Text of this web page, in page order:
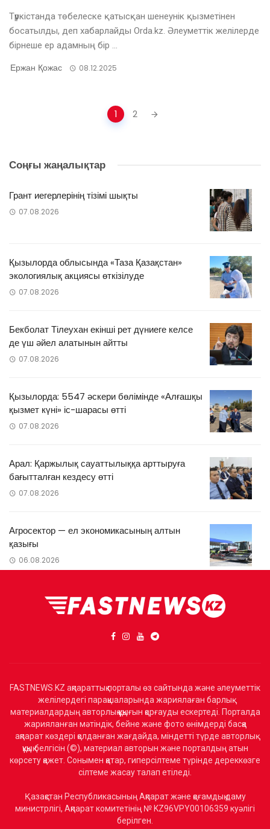
Түркістанда төбелеске қатысқан шенеунік қызметінен
босатылды, деп хабарлайды Orda.kz. Әлеуметтік желілерде
бірнеше ер адамның бір ...
Ержан Қожас 08.12.2025
1 2
Соңғы жаңалықтар
Грант иегерлерінің тізімі шықты
07.08.2026
Қызылорда облысында «Таза Қазақстан»
экологиялық акциясы өткізілуде
07.08.2026
Бекболат Тілеухан екінші рет дүниеге келсе
де үш әйел алатынын айтты
07.08.2026
Қызылорда: 5547 әскери бөлімінде «Алғашқы
қызмет күні» іс-шарасы өтті
07.08.2026
Арал: Қаржылық сауаттылыққа арттыруға
бағытталған кездесу өтті
07.08.2026
Агросектор — ел экономикасының алтын
қазығы
06.08.2026
FASTNEWS.KZ ақпараттық порталы өз сайтында және әлеуметтік
желілердегі парақшаларында жариялаған барлық
материалдардың авторлық құқығын қорғауды ескертеді. Порталда
жарияланған мәтіндік, бейне және фото өнімдерді басқа
ақпарат көздері қолданған жағдайда, міндетті түрде авторлық
құқық белгісін (©), материал авторын және порталдың атын
көрсету қажет. Сонымен қатар, гиперсілтеме түрінде дереккөзге
сілтеме жасау талап етіледі.
Қазақстан Республикасының Ақпарат және қоғамдық даму
министрлігі, Ақпарат комитетінің № KZ96VPY00106359 куәлігі
берілген.